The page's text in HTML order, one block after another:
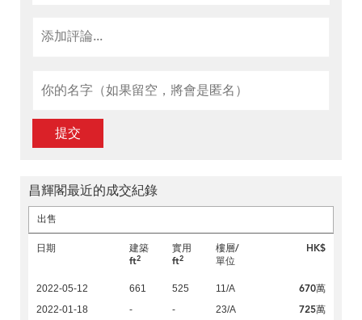
提交
昌輝閣最近的成交紀錄
出售
日期
建築
ft2
實用
ft2
樓層/
單位
HK$
2022-05-12 661 525 11/A 670萬
2022-01-18 - - 23/A 725萬